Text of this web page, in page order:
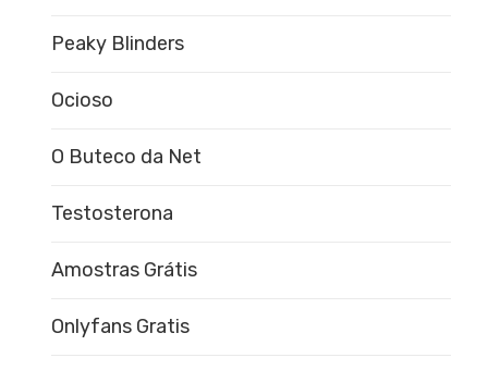
Peaky Blinders
Ocioso
O Buteco da Net
Testosterona
Amostras Grátis
Onlyfans Gratis